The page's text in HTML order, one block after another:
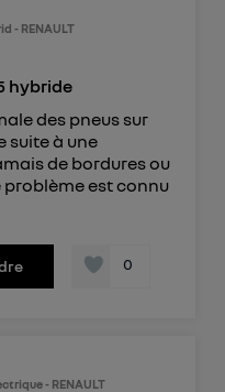
- RENAULT
hybride
des pneus sur
suite à une
de bordures ou
est connu
0
- RENAULT